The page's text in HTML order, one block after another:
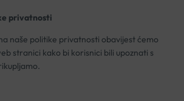
privatnosti
naše politike privatnosti obavijest ćemo
stranici kako bi korisnici bili upoznati s